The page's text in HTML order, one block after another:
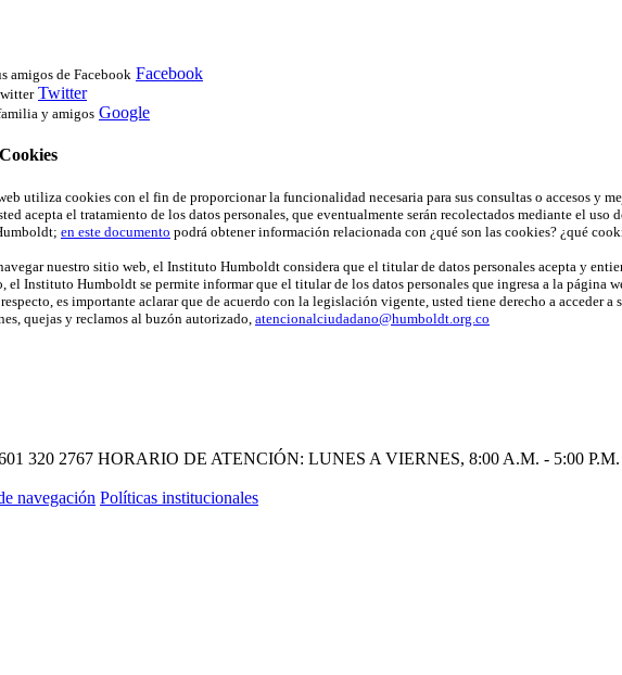
amigos de Facebook Facebook
Twitter
y amigos Google
utiliza cookies con el fin de proporcionar la funcionalidad necesaria para sus consultas o accesos y
acepta el tratamiento de los datos personales, que eventualmente serán recolectados mediante el
en este documento podrá obtener información relacionada con ¿qué son las cookies? ¿qué
nuestro sitio web, el Instituto Humboldt considera que el titular de datos personales acepta y
el Instituto Humboldt se permite informar que el titular de los datos personales que ingresa a la página
es importante aclarar que de acuerdo con la legislación vigente, usted tiene derecho a acceder a
quejas y reclamos al buzón autorizado, atencionalciudadano@humboldt.org.co
320 2767 HORARIO DE ATENCIÓN: LUNES A VIERNES, 8:00 A.M. - 5:00 P.M.
navegación Políticas institucionales